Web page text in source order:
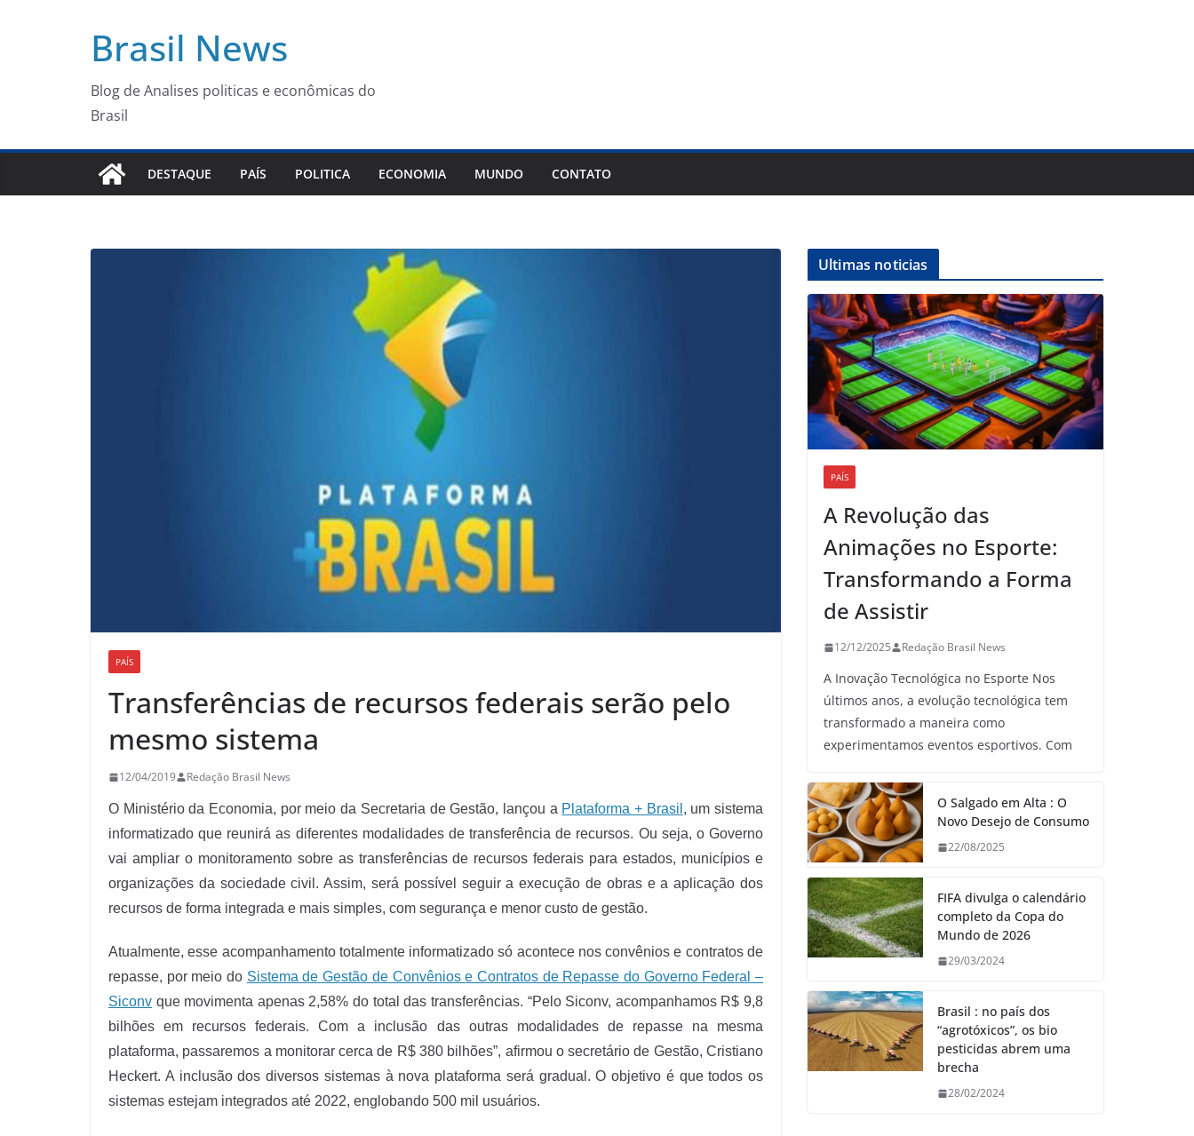
Brasil News
Blog de Analises politicas e econômicas do
Brasil
DESTAQUE PAÍS POLITICA ECONOMIA MUNDO CONTATO
PAÍS
Transferências de recursos federais serão pelo
mesmo sistema
12/04/2019 Redação Brasil News
O Ministério da Economia, por meio da Secretaria de Gestão, lançou a Plataforma + Brasil , um sistema
informatizado que reunirá as diferentes modalidades de transferência de recursos. Ou seja, o Governo
vai ampliar o monitoramento sobre as transferências de recursos federais para estados, municípios e
organizações da sociedade civil. Assim, será possível seguir a execução de obras e a aplicação dos
recursos de forma integrada e mais simples, com segurança e menor custo de gestão.
Atualmente, esse acompanhamento totalmente informatizado só acontece nos convênios e contratos de
repasse, por meio do Sistema de Gestão de Convênios e Contratos de Repasse do Governo Federal –
Siconv que movimenta apenas 2,58% do total das transferências. “Pelo Siconv, acompanhamos R$ 9,8
bilhões em recursos federais. Com a inclusão das outras modalidades de repasse na mesma
plataforma, passaremos a monitorar cerca de R$ 380 bilhões”, afirmou o secretário de Gestão, Cristiano
Heckert. A inclusão dos diversos sistemas à nova plataforma será gradual. O objetivo é que todos os
sistemas estejam integrados até 2022, englobando 500 mil usuários.
Ultimas noticias
PAÍS
A Revolução das
Animações no Esporte:
Transformando a Forma
de Assistir
12/12/2025 Redação Brasil News
A Inovação Tecnológica no Esporte Nos
últimos anos, a evolução tecnológica tem
transformado a maneira como
experimentamos eventos esportivos. Com
O Salgado em Alta : O
Novo Desejo de Consumo
22/08/2025
FIFA divulga o calendário
completo da Copa do
Mundo de 2026
29/03/2024
Brasil : no país dos
“agrotóxicos”, os bio
pesticidas abrem uma
brecha
28/02/2024